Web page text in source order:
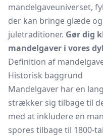
mandelgaveuniverset,
der kan bringe glæde
juletraditioner. Gør dig
mandelgaver i vores
Definition af
Historisk baggrund
Mandelgaver har en
strækker sig tilbage til
med at inkludere en
spores tilbage til 1800-